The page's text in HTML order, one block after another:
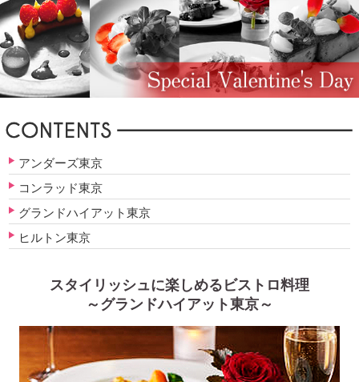
アンダーズ東京
コンラッド東京
グランドハイアット東京
ヒルトン東京
スタイリッシュに楽しめるビストロ料理
～グランドハイアット東京～